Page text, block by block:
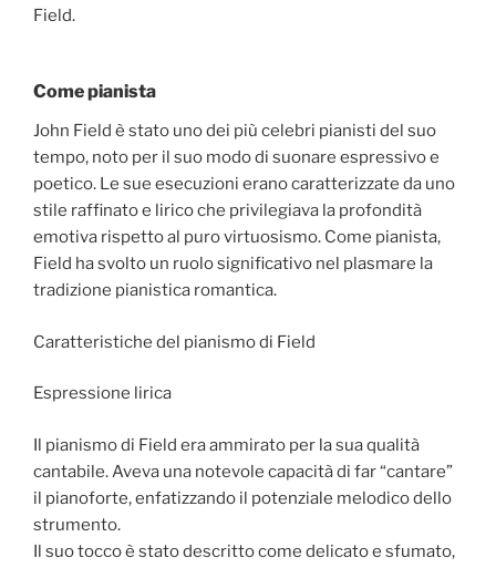
Field.
Come pianista
John Field è stato uno dei più celebri pianisti del suo
tempo, noto per il suo modo di suonare espressivo e
poetico. Le sue esecuzioni erano caratterizzate da uno
stile raffinato e lirico che privilegiava la profondità
emotiva rispetto al puro virtuosismo. Come pianista,
Field ha svolto un ruolo significativo nel plasmare la
tradizione pianistica romantica.
Caratteristiche del pianismo di Field
Espressione lirica
Il pianismo di Field era ammirato per la sua qualità
cantabile. Aveva una notevole capacità di far “cantare”
il pianoforte, enfatizzando il potenziale melodico dello
strumento.
Il suo tocco è stato descritto come delicato e sfumato,